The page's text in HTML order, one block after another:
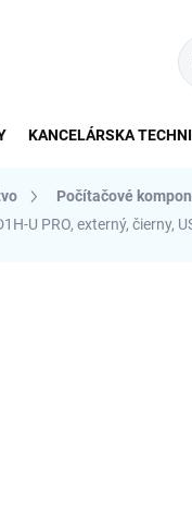
KANCELÁRSKA
Počítačové
U PRO, externý, čierny,